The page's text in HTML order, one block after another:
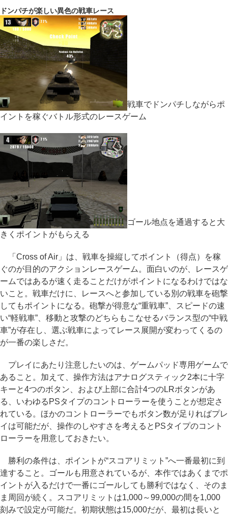
ドンパチが楽しい異色の戦車レース
戦車でドンパチしながらポ
イントを稼ぐバトル形式のレースゲーム
ゴール地点を通過すると大
きくポイントがもらえる
「Cross of Air」は、戦車を操縦してポイント（得点）を稼
ぐのが目的のアクションレースゲーム。面白いのが、レースゲ
ームではあるが速く走ることだけがポイントになるわけではな
いこと。戦車だけに、レースへと参加している別の戦車を砲撃
してもポイントになる。砲撃が得意な“重戦車”、スピードの速
い“軽戦車”、移動と攻撃のどちらもこなせるバランス型の“中戦
車”が存在し、選ぶ戦車によってレース展開が変わってくるの
が一番の楽しさだ。
プレイにあたり注意したいのは、ゲームパッド専用ゲームで
あること。加えて、操作方法はアナログスティック2本に十字
キーと4つのボタン、および上部に合計4つのLRボタンがあ
る、いわゆるPSタイプのコントローラーを使うことが想定さ
れている。ほかのコントローラーでもボタン数が足りればプレ
イは可能だが、操作のしやすさを考えるとPSタイプのコント
ローラーを用意しておきたい。
勝利の条件は、ポイントが“スコアリミット”へ一番最初に到
達すること。ゴールも用意されているが、本作ではあくまでポ
イントが入るだけで一番にゴールしても勝利ではなく、そのま
ま周回が続く。スコアリミットは1,000～99,000の間を1,000
刻みで設定が可能だ。初期状態は15,000だが、最初は長いと